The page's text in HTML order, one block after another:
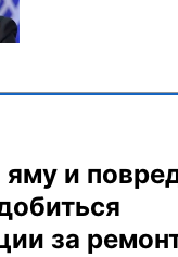
яму и
за